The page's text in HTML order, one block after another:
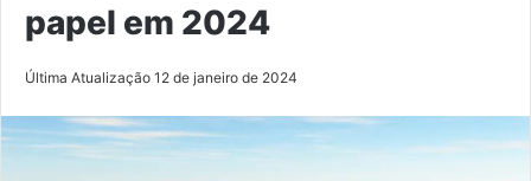
papel em 2024
Última Atualização 12 de janeiro de 2024